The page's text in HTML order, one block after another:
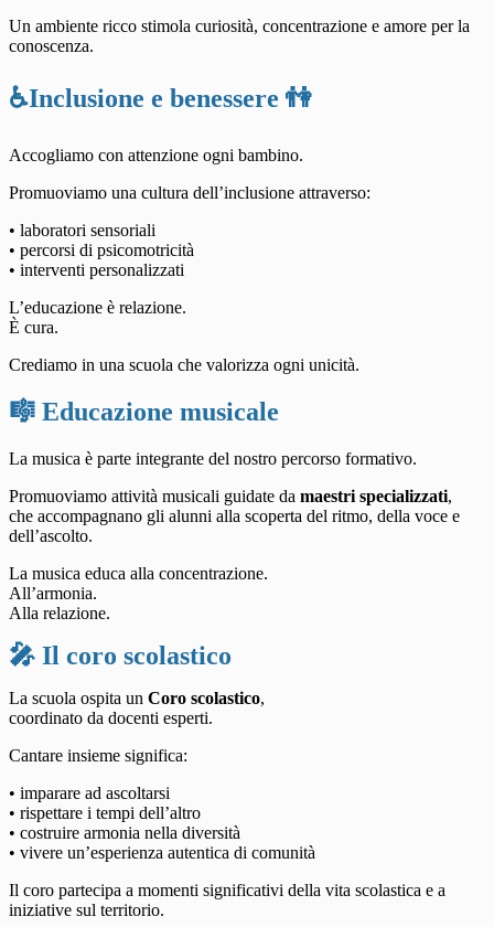
Un ambiente ricco stimola curiosità, concentrazione e amore per la
conoscenza.
♿Inclusione e benessere 👫
Accogliamo con attenzione ogni bambino.
Promuoviamo una cultura dell’inclusione attraverso:
• laboratori sensoriali
• percorsi di psicomotricità
• interventi personalizzati
L’educazione è relazione.
È cura.
Crediamo in una scuola che valorizza ogni unicità.
🎼 Educazione musicale
La musica è parte integrante del nostro percorso formativo.
Promuoviamo attività musicali guidate da maestri specializzati,
che accompagnano gli alunni alla scoperta del ritmo, della voce e
dell’ascolto.
La musica educa alla concentrazione.
All’armonia.
Alla relazione.
🎤 Il coro scolastico
La scuola ospita un Coro scolastico,
coordinato da docenti esperti.
Cantare insieme significa:
• imparare ad ascoltarsi
• rispettare i tempi dell’altro
• costruire armonia nella diversità
• vivere un’esperienza autentica di comunità
Il coro partecipa a momenti significativi della vita scolastica e a
iniziative sul territorio.